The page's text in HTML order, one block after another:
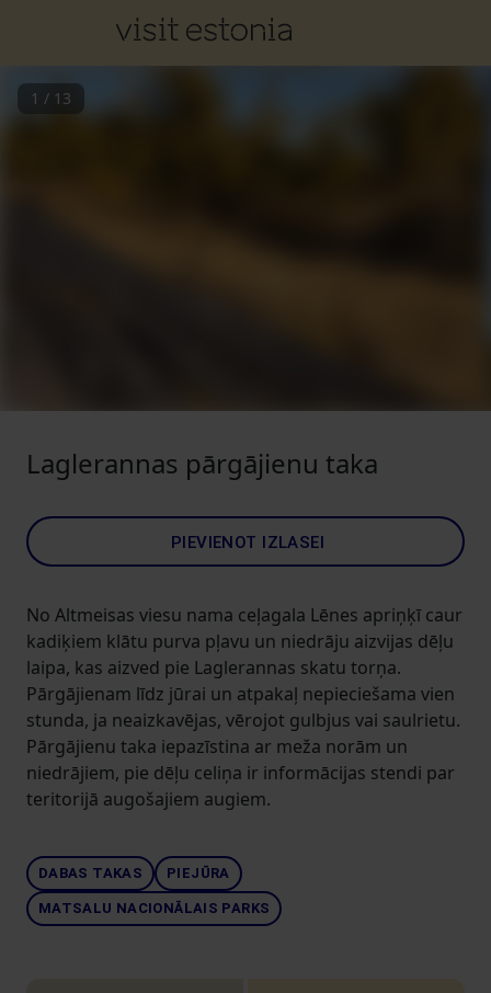
1 / 13
Laglerannas pārgājienu taka
PIEVIENOT IZLASEI
No Altmeisas viesu nama ceļagala Lēnes apriņķī caur
kadiķiem klātu purva pļavu un niedrāju aizvijas dēļu
laipa, kas aizved pie Laglerannas skatu torņa.
Pārgājienam līdz jūrai un atpakaļ nepieciešama vien
stunda, ja neaizkavējas, vērojot gulbjus vai saulrietu.
Pārgājienu taka iepazīstina ar meža norām un
niedrājiem, pie dēļu celiņa ir informācijas stendi par
teritorijā augošajiem augiem.
DABAS TAKAS PIEJŪRA
MATSALU NACIONĀLAIS PARKS